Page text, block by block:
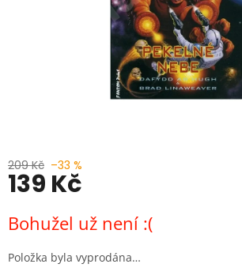
209 Kč –33 %
139 Kč
cena:
Bohužel už není :(
Položka byla vyprodána…